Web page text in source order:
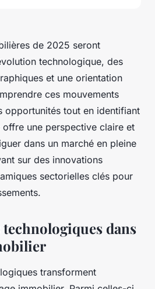
de 2025 seront
technologique, des
et une orientation
ces mouvements
opportunités tout en identifiant
offre une perspective claire et
dans un marché en pleine
sur des innovations
sectorielles clés pour
dans
transforment